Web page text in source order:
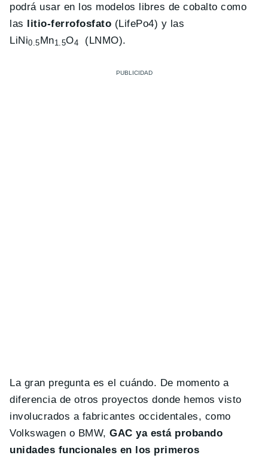
podrá usar en los modelos libres de cobalto como
las litio-ferrofosfato (LifePo4) y las
LiNi0.5Mn1.5O4 (LNMO).
La gran pregunta es el cuándo. De momento a
diferencia de otros proyectos donde hemos visto
involucrados a fabricantes occidentales, como
Volkswagen o BMW,GAC ya está probando
unidades funcionales en los primeros